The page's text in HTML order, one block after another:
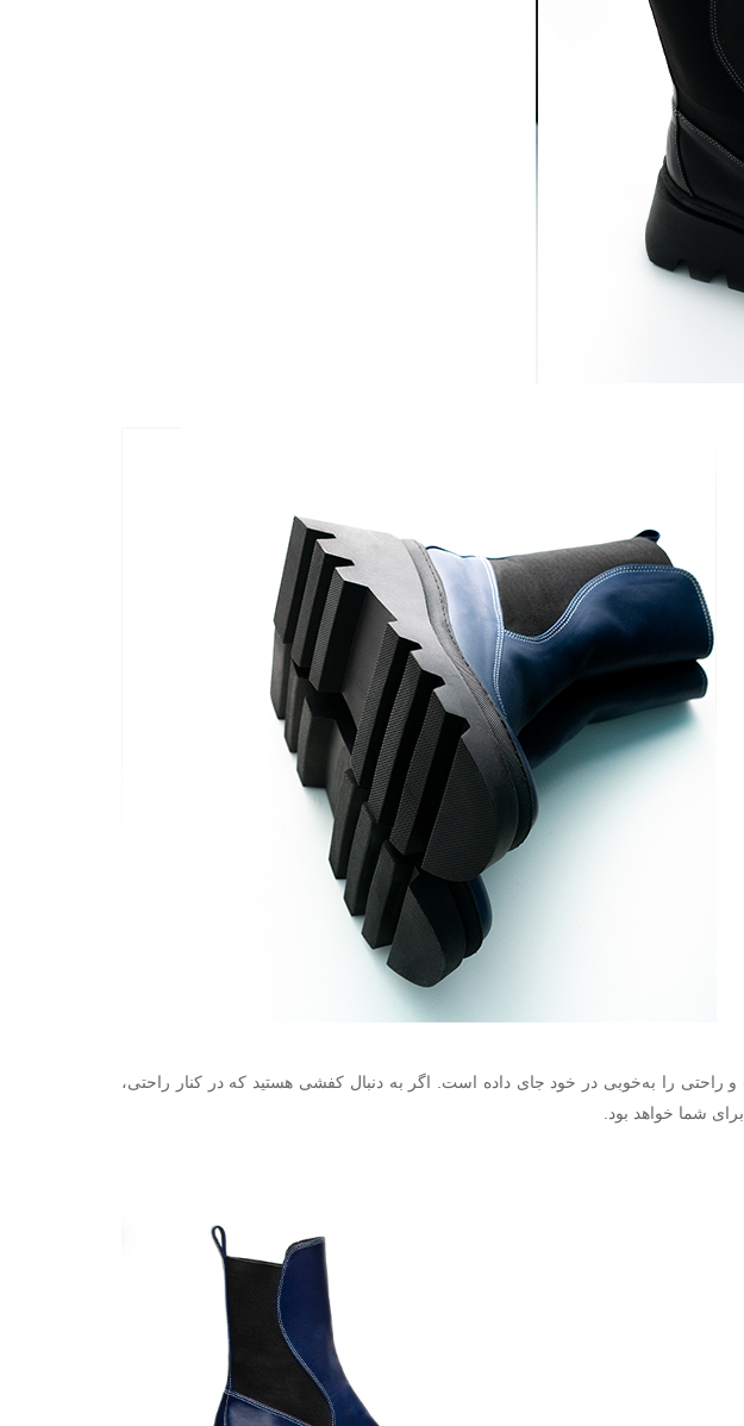
راحتی را به‌خوبی در خود جای داده است. اگر به دنبال کفشی هستید که در کنار راحتی،
شما خواهد بود.